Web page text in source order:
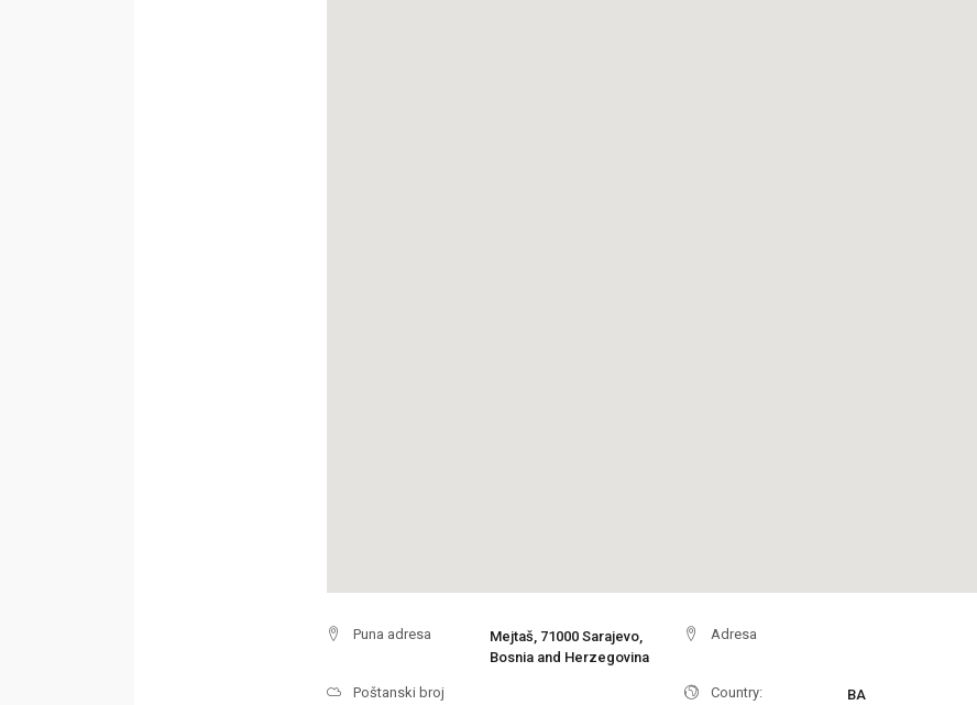
Puna adresa
Mejtaš, 71000 Sarajevo,
Bosnia and Herzegovina
Adresa
Poštanski broj Country: BA